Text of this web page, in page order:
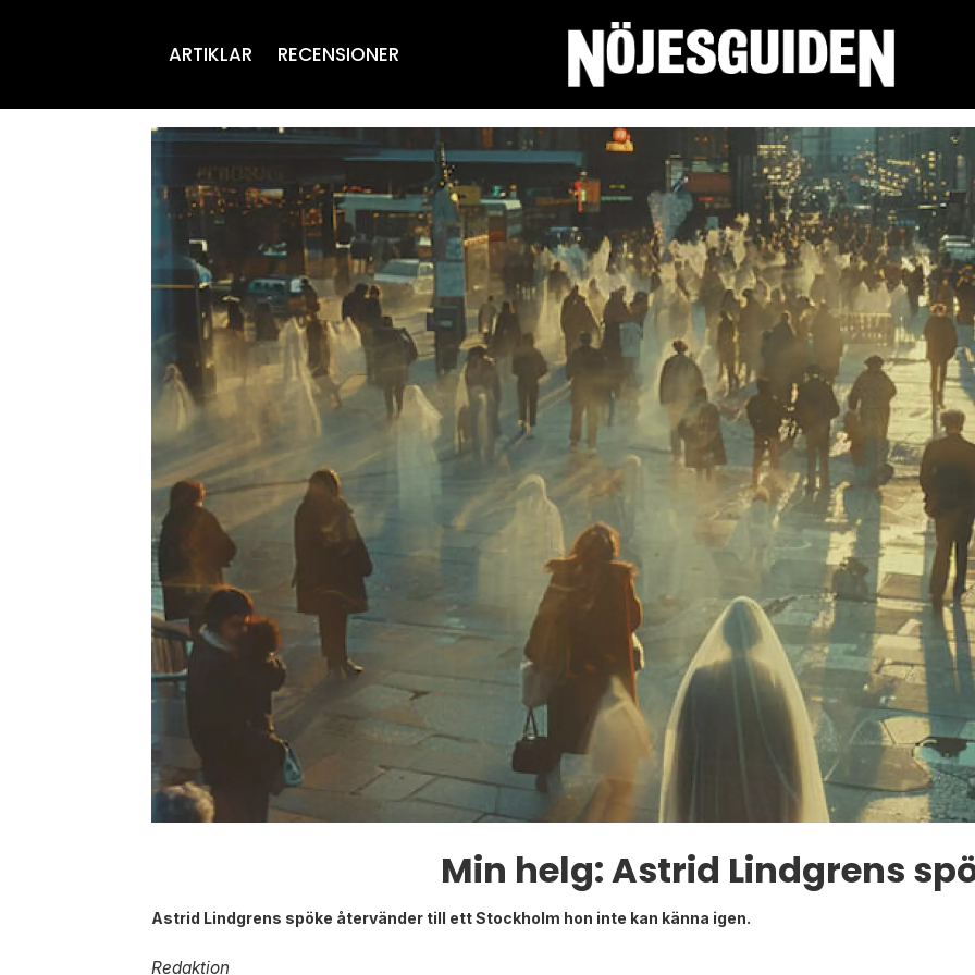
ARTIKLAR RECENSIONER
Min helg: Astrid Lindgrens
Astrid Lindgrens spöke återvänder till ett Stockholm hon inte kan känna igen.
Redaktion